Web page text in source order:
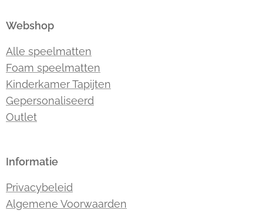
Webshop
Alle speelmatten
Foam speelmatten
Kinderkamer Tapijten
Gepersonaliseerd
Outlet
Informatie
Privacybeleid
Algemene Voorwaarden